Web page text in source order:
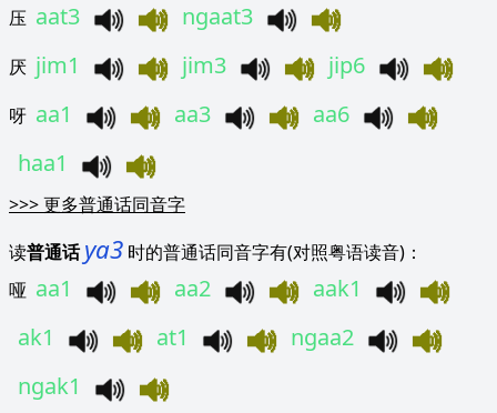
压 aat3 ngaat3
厌 jim1 jim3 jip6
呀 aa1 aa3
aa6
haa1
>>>更多普通话同音字
读普通话 ya3 时的普通话同音字有(对照粤语读音)：
哑 aa1 aa2
aak1
ak1
at1
ngaa2
ngak1